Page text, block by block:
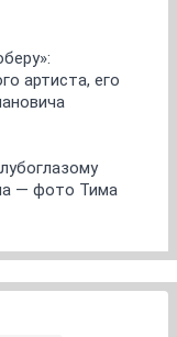
артиста, его
— фото Тима